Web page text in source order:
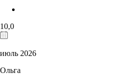
10,0
июль 2026
Ольга